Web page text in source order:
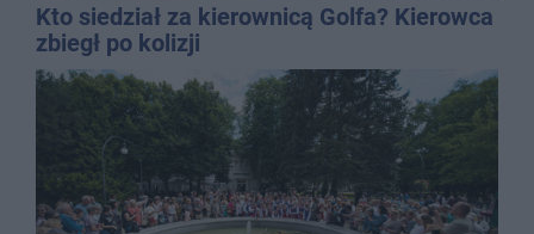
Kto siedział za kierownicą Golfa? Kierowca
zbiegł po kolizji